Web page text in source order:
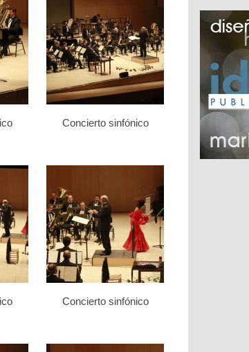
Concierto sinfónico
Concierto sinfónico